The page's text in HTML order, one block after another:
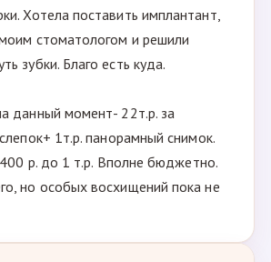
Хотела поставить имплантант,
стоматологом и решили
зубки. Благо есть куда.
данный момент- 22т.р. за
1т.р. панорамный снимок.
р. до 1 т.р. Вполне бюджетно.
но особых восхищений пока не